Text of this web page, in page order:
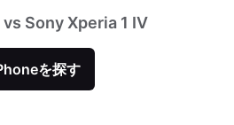
Sony Xperia 1 IV
を探す